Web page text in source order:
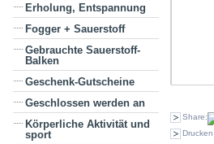
Erholung, Entspannung
Fogger + Sauerstoff
Gebrauchte Sauerstoff-
Balken
Geschenk-Gutscheine
Geschlossen werden an
Körperliche Aktivität und
sport
Share:
Drucken